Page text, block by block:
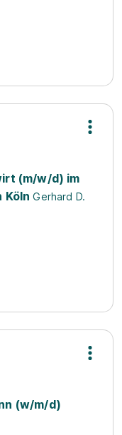
(m/w/d) im
Köln Gerhard D.
(w/m/d)